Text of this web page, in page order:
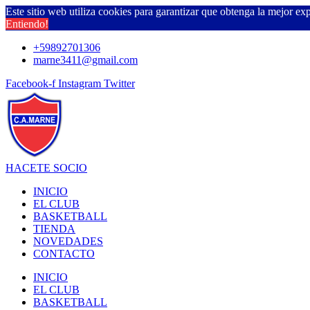
Este sitio web utiliza cookies para garantizar que obtenga la mejor
Entiendo!
contenido
+59892701306
marne3411@gmail.com
Facebook-f Instagram Twitter
HACETE SOCIO
INICIO
EL CLUB
BASKETBALL
TIENDA
NOVEDADES
CONTACTO
INICIO
EL CLUB
BASKETBALL